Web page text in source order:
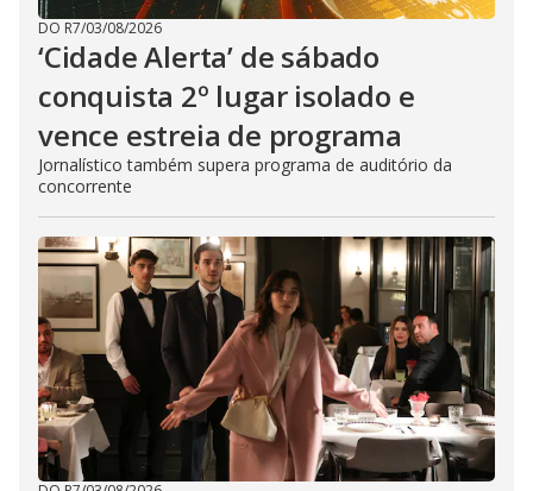
DO R7/03/08/2026
‘Cidade Alerta’ de sábado
conquista 2º lugar isolado e
vence estreia de programa
Jornalístico também supera programa de auditório da
concorrente